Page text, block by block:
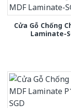
Cửa Gỗ Chống
Laminate-